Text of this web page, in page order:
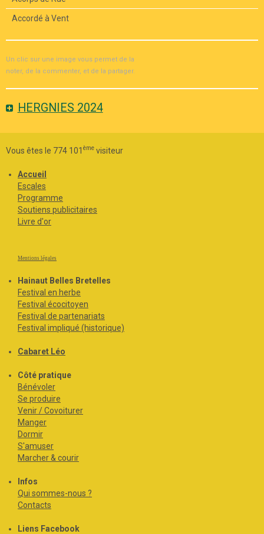
Accordé à Vent
Un clic sur une image vous permet de la
noter, de la commenter, et de la partager.
HERGNIES 2024
Vous êtes le 774 101 ème visiteur
Accueil
Escales
Programme
Soutiens publicitaires
Livre d'or
Mentions légales
Hainaut Belles Bretelles
Festival en herbe
Festival écocitoyen
Festival de partenariats
Festival impliqué (historique)
Cabaret Léo
Côté pratique
Bénévoler
Se produire
Venir / Covoiturer
Manger
Dormir
S'amuser
Marcher & courir
Infos
Qui sommes-nous ?
Contacts
Liens Facebook